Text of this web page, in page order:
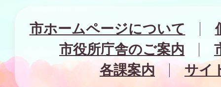
市ホームページについて
市役所庁舎のご案内
各課案内
サイ